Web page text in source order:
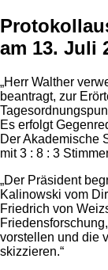
am 13. Juli
„Herr Walther
beantragt, zur
Es erfolgt
Der Akademische
mit 3 : 8 : 3
„Der Präsident
Kalinowski vom
Friedrich von
vorstellen und die
skizzieren.“